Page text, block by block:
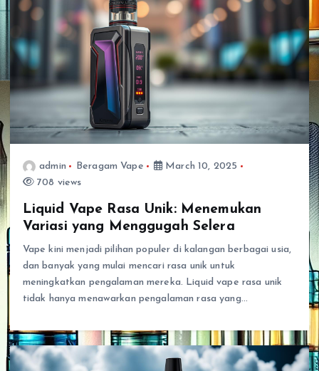
admin Beragam Vape
March 10, 2025
708 views
Liquid Vape Rasa Unik: Menemukan
Variasi yang Menggugah Selera
Vape kini menjadi pilihan populer di kalangan berbagai usia,
dan banyak yang mulai mencari rasa unik untuk
meningkatkan pengalaman mereka. Liquid vape rasa unik
tidak hanya menawarkan pengalaman rasa yang…